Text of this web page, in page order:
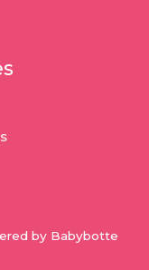
by Babybotte